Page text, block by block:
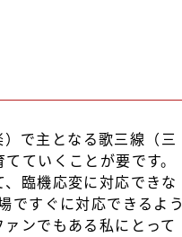
で主となる歌三線（三
ていくことが要です。
臨機応変に対応できな
ですぐに対応できるよう
ンでもある私にとって